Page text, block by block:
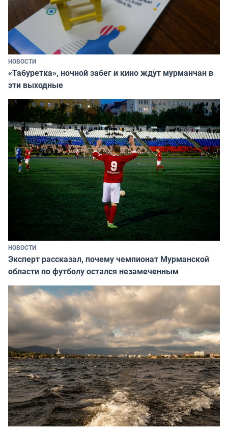
НОВОСТИ
«Табуретка», ночной забег и кино ждут мурманчан в
эти выходные
НОВОСТИ
Эксперт рассказал, почему чемпионат Мурманской
области по футболу остался незамеченным